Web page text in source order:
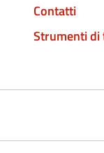
Contatti
Strumenti di